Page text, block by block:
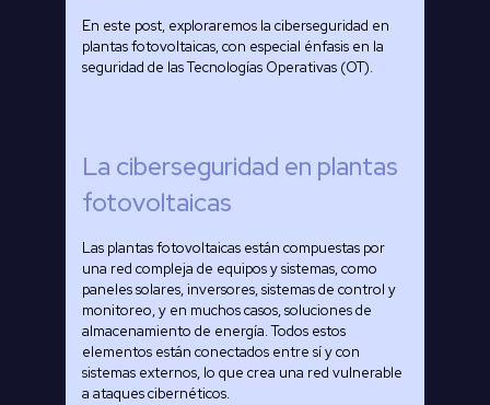
En este post, exploraremos la ciberseguridad en
plantas fotovoltaicas, con especial énfasis en la
seguridad de las Tecnologías Operativas (OT).
La ciberseguridad en plantas
fotovoltaicas
Las plantas fotovoltaicas están compuestas por
una red compleja de equipos y sistemas, como
paneles solares, inversores, sistemas de control y
monitoreo, y en muchos casos, soluciones de
almacenamiento de energía. Todos estos
elementos están conectados entre sí y con
sistemas externos, lo que crea una red vulnerable
a ataques cibernéticos.